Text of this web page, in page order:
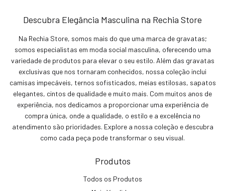
Descubra Elegância Masculina na Rechia Store
Na Rechia Store, somos mais do que uma marca de gravatas;
somos especialistas em moda social masculina, oferecendo uma
variedade de produtos para elevar o seu estilo. Além das gravatas
exclusivas que nos tornaram conhecidos, nossa coleção inclui
camisas impecáveis, ternos sofisticados, meias estilosas, sapatos
elegantes, cintos de qualidade e muito mais. Com muitos anos de
experiência, nos dedicamos a proporcionar uma experiência de
compra única, onde a qualidade, o estilo e a excelência no
atendimento são prioridades. Explore a nossa coleção e descubra
como cada peça pode transformar o seu visual.
Produtos
Todos os Produtos